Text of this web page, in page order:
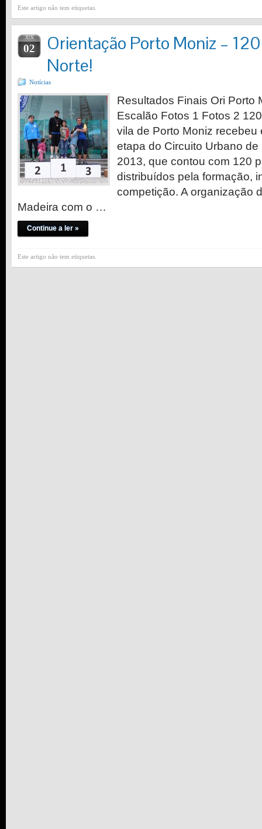
Este artigo não tem etiquetas.
JUN
02
Orientação Porto Moniz –
Norte!
Notícias
Resultados Finais Ori Porto
Escalão Fotos 1 Fotos 2
vila de Porto Moniz recebeu
etapa do Circuito Urbano
2013, que contou com 120
distribuídos pela formação,
competição. A organização
Madeira com o …
Continue a ler »
Este artigo não tem etiquetas.